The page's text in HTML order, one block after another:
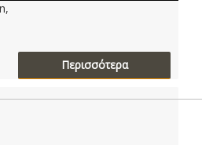
Περισσότερα